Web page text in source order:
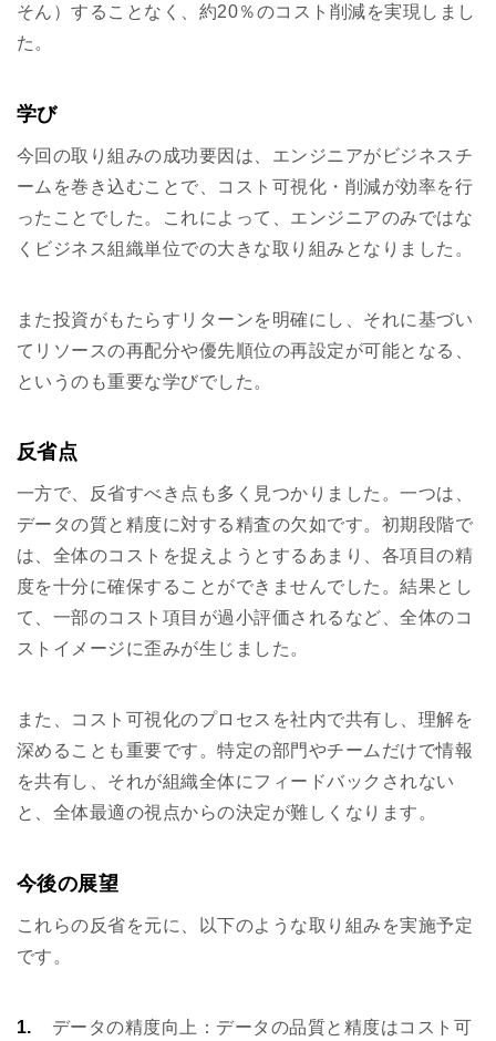
そん）することなく、約20％のコスト削減を実現しまし
た。
学び
今回の取り組みの成功要因は、エンジニアがビジネスチ
ームを巻き込むことで、コスト可視化・削減が効率を行
ったことでした。これによって、エンジニアのみではな
くビジネス組織単位での大きな取り組みとなりました。
また投資がもたらすリターンを明確にし、それに基づい
てリソースの再配分や優先順位の再設定が可能となる、
というのも重要な学びでした。
反省点
一方で、反省すべき点も多く見つかりました。一つは、
データの質と精度に対する精査の欠如です。初期段階で
は、全体のコストを捉えようとするあまり、各項目の精
度を十分に確保することができませんでした。結果とし
て、一部のコスト項目が過小評価されるなど、全体のコ
ストイメージに歪みが生じました。
また、コスト可視化のプロセスを社内で共有し、理解を
深めることも重要です。特定の部門やチームだけで情報
を共有し、それが組織全体にフィードバックされない
と、全体最適の視点からの決定が難しくなります。
今後の展望
これらの反省を元に、以下のような取り組みを実施予定
です。
データの精度向上：データの品質と精度はコスト可